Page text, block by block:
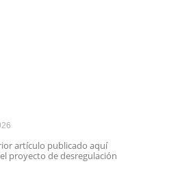
artículo publicado aquí
proyecto de desregulación